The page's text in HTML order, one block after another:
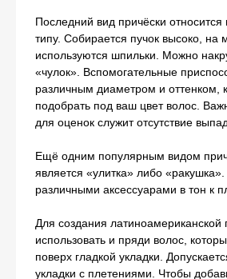
Последний вид причёски относится
типу. Собирается пучок высоко, на
используются шпильки. Можно
«чулок». Вспомогательные
различным диаметром и оттенком,
подобрать под ваш цвет волос.
для оценок служит отсутствие
Ещё одним популярным видом
является «улитка» либо
различными аксессуарами в тон к
Для создания латиноамериканской
использовать и пряди волос,
поверх гладкой укладки.
укладки с плетениями. Чтобы